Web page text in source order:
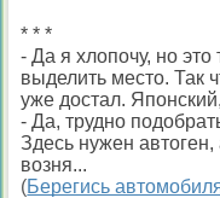
* * *
- Да я хлопочу, но
выделить место. Так
уже достал.
- Да, трудно
Здесь нужен автоген,
возня...
(Берегись